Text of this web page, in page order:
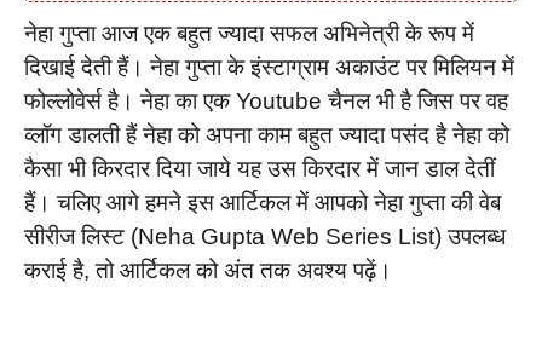
नेहा गुप्ता आज एक बहुत ज्यादा सफल अभिनेत्री के रूप में
दिखाई देती हैं। नेहा गुप्ता के इंस्टाग्राम अकाउंट पर मिलियन में
फोल्लोवेर्स है। नेहा का एक Youtube चैनल भी है जिस पर वह
व्लॉग डालती हैं नेहा को अपना काम बहुत ज्यादा पसंद है नेहा को
कैसा भी किरदार दिया जाये यह उस किरदार में जान डाल देतीं
हैं। चलिए आगे हमने इस आर्टिकल में आपको नेहा गुप्ता की वेब
सीरीज लिस्ट (Neha Gupta Web Series List) उपलब्ध
कराई है, तो आर्टिकल को अंत तक अवश्य पढ़ें।